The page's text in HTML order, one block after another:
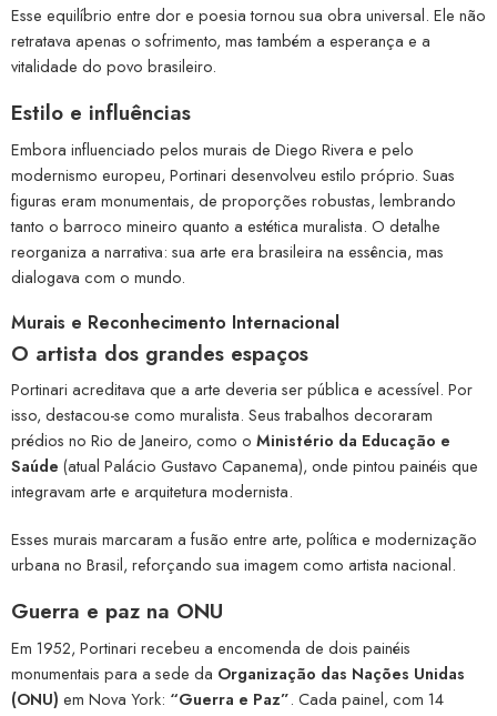
Esse equilíbrio entre dor e poesia tornou sua obra universal. Ele não
retratava apenas o sofrimento, mas também a esperança e a
vitalidade do povo brasileiro.
Estilo e influências
Embora influenciado pelos murais de Diego Rivera e pelo
modernismo europeu, Portinari desenvolveu estilo próprio. Suas
figuras eram monumentais, de proporções robustas, lembrando
tanto o barroco mineiro quanto a estética muralista. O detalhe
reorganiza a narrativa: sua arte era brasileira na essência, mas
dialogava com o mundo.
Murais e Reconhecimento Internacional
O artista dos grandes espaços
Portinari acreditava que a arte deveria ser pública e acessível. Por
isso, destacou-se como muralista. Seus trabalhos decoraram
prédios no Rio de Janeiro, como o Ministério da Educação e
Saúde (atual Palácio Gustavo Capanema), onde pintou painéis que
integravam arte e arquitetura modernista.
Esses murais marcaram a fusão entre arte, política e modernização
urbana no Brasil, reforçando sua imagem como artista nacional.
Guerra e paz na ONU
Em 1952, Portinari recebeu a encomenda de dois painéis
monumentais para a sede da Organização das Nações Unidas
(ONU) em Nova York: “Guerra e Paz”. Cada painel, com 14